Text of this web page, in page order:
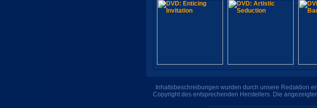
Inhaltsbeschreibungen wurden durch unsere Redaktion
Copyright des entsprechenden Herstellers. Die